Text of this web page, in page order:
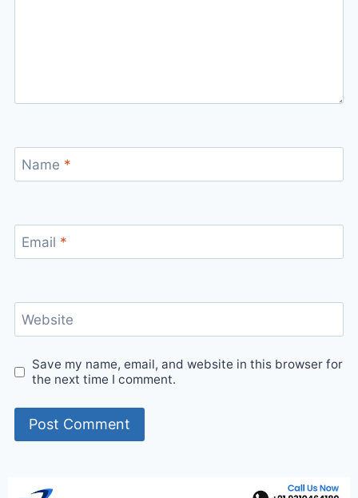
Name *
Email *
Website
Save my name, email, and website in this browser for
the next time I comment.